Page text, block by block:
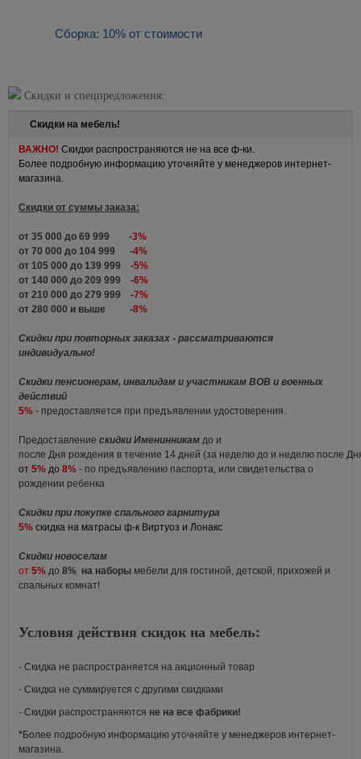
Сборка: 10% от стоимости
Скидки и спецпредложения:
Скидки на мебель!
ВАЖНО! Скидки распространяются не на все ф-ки.
Более подробную информацию уточняйте у менеджеров интернет-
магазина.
Скидки от суммы заказа:
от 35 000 до 69 999 -3%
от 70 000 до 104 999 -4%
от 105 000 до 139 999 -5%
от 140 000 до 209 999 -6%
от 210 000 до 279 999 -7%
от 280 000 и выше -8%
Скидки при повторных заказах - рассматриваются
индивидуально!
Скидки пенсионерам, инвалидам и участникам ВОВ и военных
действий
5% - предоставляется при предъявлении удостоверения.
Предоставление скидки Именинникам до и
после Дня рождения в течение 14 дней (за неделю до и неделю после
от 5% до 8% - по предъявлению паспорта, или свидетельства о
рождении ребенка
Скидки при покупке спального гарнитура
5% скидка на матрасы ф-к Виртуоз и Лонакс
Скидки новоселам
от 5% до 8% на наборы мебели для гостиной, детской, прихожей и
спальных комнат!
Условия действия скидок на мебель:
- Скидка не распространяется на акционный товар
- Скидка не суммируется с другими скидками
- Скидки распространяются не на все фабрики!
*Более подробную информацию уточняйте у менеджеров интернет-
магазина.